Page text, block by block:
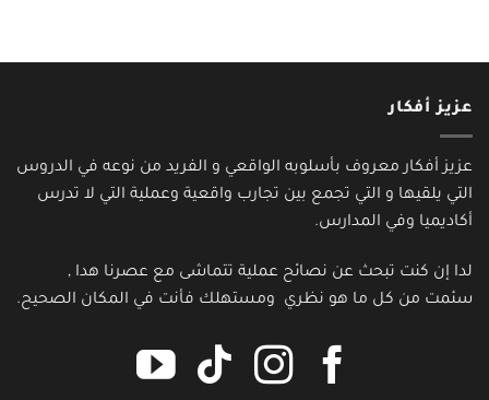
عزيز أفكار
عزيز أفكار معروف بأسلوبه الواقعي و الفريد من نوعه في الدروس
التي يلقيها و التي تجمع بين تجارب واقعية وعملية التي لا تدرس
أكاديميا وفي المدارس.
لدا إن كنت تبحث عن نصائح عملية تتماشى مع عصرنا هدا ,
سئمت من كل ما هو نظري ومستهلك فأنت في المكان الصحيح.